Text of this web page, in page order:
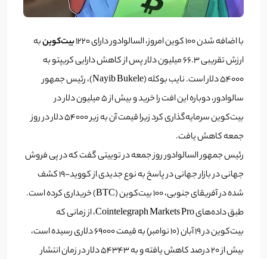
با اضافه شدن 100 کوین امروز، السالوادور دارای 1220 بیت‌کوینبه
ارزش تقریبی 66.3 میلیون دلار پس از کاهش دارایی کریپتو به
54000 دلار است. نایب بوکله (Nayib Bukele)، رئیس جمهور
سالوادور، دوباره این افت را خرید و بیش از 5 میلیون دلار در
بیت‌کوین سرمایه‌گذاری کرد زیرا قیمت آن به زیر 54000 دلار در روز
جمعه کاهش یافت.
رئیس جمهور السالوادور روز جمعه در توییتی گفت که در پی فروش
جهانی در بازار جهانی در پاسخ به نوع جدیدی از کووید-19 کشف
شده در آفریقای جنوبی، 100 بیت‌کوین (BTC) خریداری کرده است.
طبق داده‌های Cointelegraph Markets Pro، از زمانی که
بیت‌کوین در 19 آبان (۱۰ نوامبر) به قیمت ۶۹۰۰۰ دلاری رسیده است،
بیش از ۲۰ درصد کاهش یافته و به ۵۴۳۴۳ دلار در زمان انتشار